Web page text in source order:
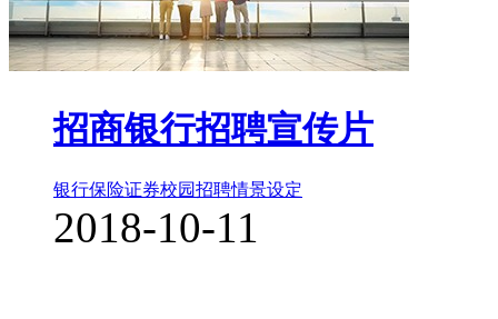
招商银行招聘宣传片
银行保险证券校园招聘情景设定
2018-10-11